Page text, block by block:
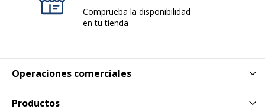
Operaciones comerciales
Productos
Comprueba la disponibilidad
en tu tienda